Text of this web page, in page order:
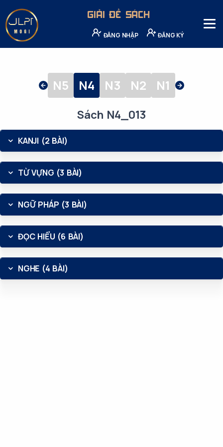
GIẢI ĐỀ SÁCH
ĐĂNG NHẬP ĐĂNG KÝ
N5 N4 N3 N2 N1
Sách N4_013
KANJI (2 BÀI)
TỪ VỰNG (3 BÀI)
NGỮ PHÁP (3 BÀI)
ĐỌC HIỂU (6 BÀI)
NGHE (4 BÀI)